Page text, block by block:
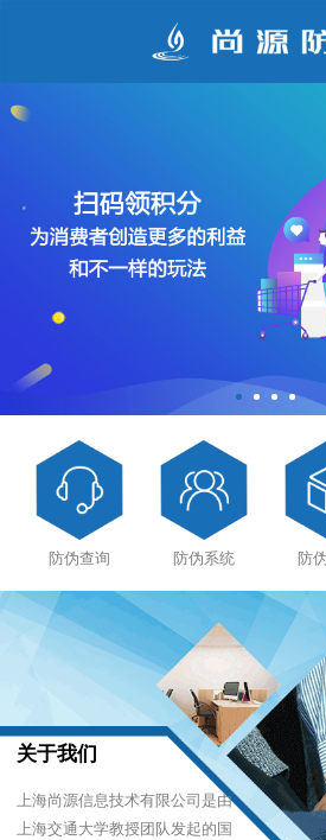
防伪查询 防伪系统 防
关于我们
上海尚源信息技术有限公司是由
上海交通大学教授团队发起的国